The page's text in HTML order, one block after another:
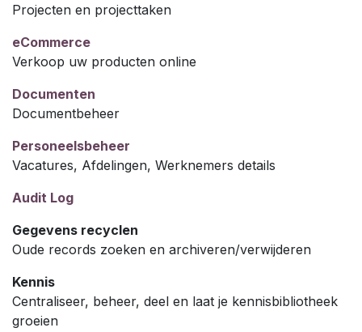
Projecten en projecttaken
eCommerce
Verkoop uw producten online
Documenten
Documentbeheer
Personeelsbeheer
Vacatures, Afdelingen, Werknemers details
Audit Log
Gegevens recyclen
Oude records zoeken en archiveren/verwijderen
Kennis
Centraliseer, beheer, deel en laat je kennisbibliotheek
groeien